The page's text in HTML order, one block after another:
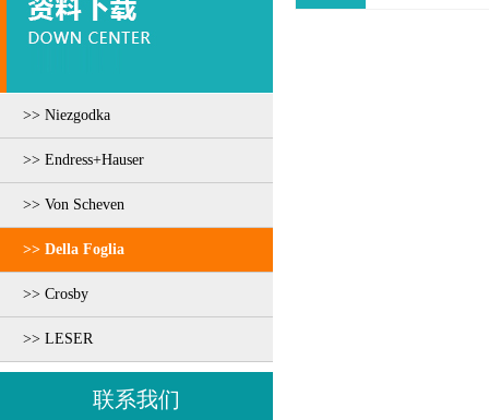
>> Niezgodka
>> Endress+Hauser
>> Von Scheven
>> Della Foglia
>> Crosby
>> LESER
联系我们